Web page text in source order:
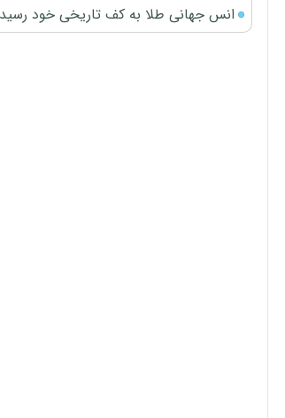
انس جهانی طلا به کف تاریخی خود رسید